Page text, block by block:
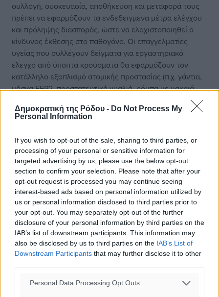
Δημοκρατική της Ρόδου - Do Not Process My
Personal Information
If you wish to opt-out of the sale, sharing to third parties, or
processing of your personal or sensitive information for
targeted advertising by us, please use the below opt-out
section to confirm your selection. Please note that after your
opt-out request is processed you may continue seeing
interest-based ads based on personal information utilized by
us or personal information disclosed to third parties prior to
your opt-out. You may separately opt-out of the further
disclosure of your personal information by third parties on the
IAB’s list of downstream participants. This information may
also be disclosed by us to third parties on the IAB’s List of
Downstream Participants that may further disclose it to other
Personal Data Processing Opt Outs
συλλογή, συσκευασία, αποθήκευση και μεταφορά τους
πρέπει να εφαρμόζουν τα ενδεδειγμένα μέτρα ελέγχου
και πρόληψης διασποράς, ώστε να ελαχιστοποιηθεί ο
κίνδυνος έκθεσης στο παθογόνο. Οι επαγγελματίες
υγείας που συλλέγουν δείγματα για εργαστηριακό
έλεγχο από ύποπτα κρούσματα θα εφαρμόζουν τον
κατάλληλο εξοπλισμό ατομικής προστασίας (π.χ. γάντια,
μάσκα FFP2, προστατευτικά γυαλιά, ρόμπα με μακριά
Οδηγίες για την εργαστηριακή διερεύνηση
για το νέο κορωνοϊό
SARS-CoV-2) [ Παράρτημα 5].
Πώς ορίζεται η στενή επαφή (υψηλός κίνδυνος
έκθεσης) με κρούσμα COVID-19 σε ξενοδοχείο;
Άτομο που είχε άμεση σωματική επαφή με ασθενή
με COVID-19 (π.χ. χειραψία)
Άτομο με απροφύλακτη επαφή με μολυσματικές
εκκρίσεις ασθενή με COVID-19
Άτομο που είχε επαφή με άτομο στο ίδιο δωμάτιο με
το ύποπτο κρούσμα
Άτομο που είχε επαφή «πρόσωπο με πρόσωπο» με
ασθενή με COVID-19 σε απόσταση < 2 μέτρα και για